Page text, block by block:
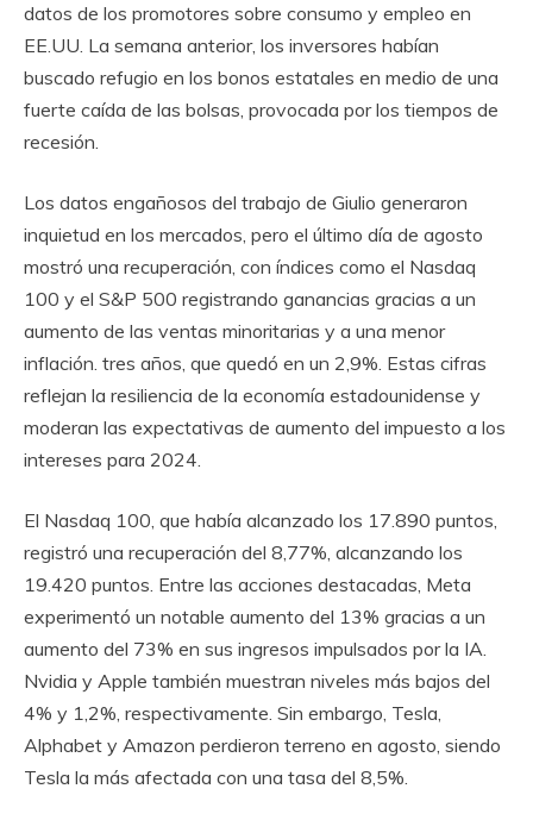
datos de los promotores sobre consumo y empleo en
EE.UU. La semana anterior, los inversores habían
buscado refugio en los bonos estatales en medio de una
fuerte caída de las bolsas, provocada por los tiempos de
recesión.
Los datos engañosos del trabajo de Giulio generaron
inquietud en los mercados, pero el último día de agosto
mostró una recuperación, con índices como el Nasdaq
100 y el S&P 500 registrando ganancias gracias a un
aumento de las ventas minoritarias y a una menor
inflación. tres años, que quedó en un 2,9%. Estas cifras
reflejan la resiliencia de la economía estadounidense y
moderan las expectativas de aumento del impuesto a los
intereses para 2024.
El Nasdaq 100, que había alcanzado los 17.890 puntos,
registró una recuperación del 8,77%, alcanzando los
19.420 puntos. Entre las acciones destacadas, Meta
experimentó un notable aumento del 13% gracias a un
aumento del 73% en sus ingresos impulsados ​​por la IA.
Nvidia y Apple también muestran niveles más bajos del
4% y 1,2%, respectivamente. Sin embargo, Tesla,
Alphabet y Amazon perdieron terreno en agosto, siendo
Tesla la más afectada con una tasa del 8,5%.